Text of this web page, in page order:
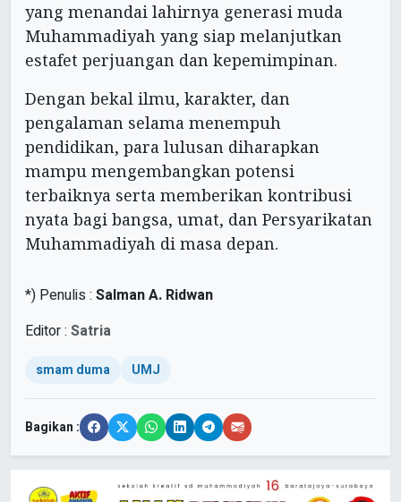
yang menandai lahirnya generasi muda
Muhammadiyah yang siap melanjutkan
estafet perjuangan dan kepemimpinan.
Dengan bekal ilmu, karakter, dan
pengalaman selama menempuh
pendidikan, para lulusan diharapkan
mampu mengembangkan potensi
terbaiknya serta memberikan kontribusi
nyata bagi bangsa, umat, dan Persyarikatan
Muhammadiyah di masa depan.
*) Penulis : Salman A. Ridwan
Editor : Satria
smam duma UMJ
Bagikan :